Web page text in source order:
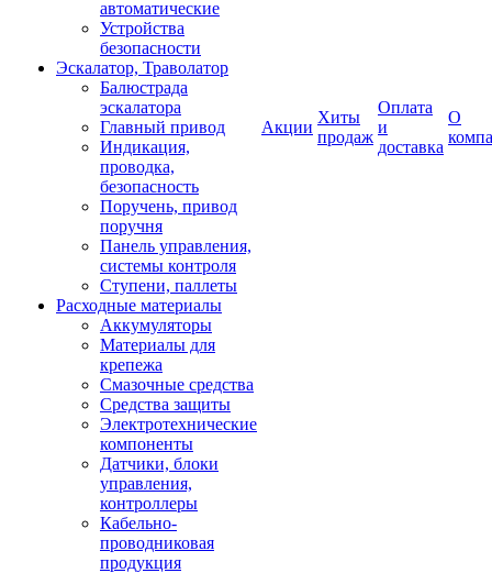
автоматические
Устройства
безопасности
Эскалатор, Траволатор
Балюстрада
эскалатора
Главный привод
Индикация,
проводка,
безопасность
Поручень, привод
поручня
Панель управления,
системы контроля
Ступени, паллеты
Расходные материалы
Аккумуляторы
Материалы для
крепежа
Смазочные средства
Средства защиты
Электротехнические
компоненты
Датчики, блоки
управления,
контроллеры
Кабельно-
проводниковая
продукция
Акции
Хиты
продаж
Оплата
и
доставка
О